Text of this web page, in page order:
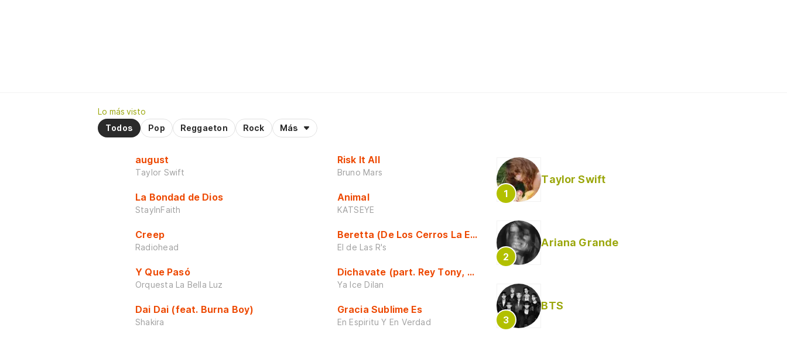
Lo más visto
Todos
Pop Reggaeton Rock Más
august
Taylor Swift
La Bondad de Dios
StayInFaith
Creep
Radiohead
Y Que Pasó
Orquesta La Bella Luz
Dai Dai (feat. Burna Boy)
Shakira
Risk It All
Bruno Mars
Animal
KATSEYE
Beretta (De Los Cerros La Escuela)
El de Las R's
Dichavate (part. Rey Tony, Dj Honda y Helabusador) [explícita]
Ya Ice Dilan
Gracia Sublime Es
En Espiritu Y En Verdad
Taylor Swift
Ariana Grande
BTS